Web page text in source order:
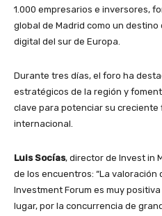
1.000 empresarios e inversores,
global de Madrid como un
digital del sur de Europa.
Durante tres días, el foro ha
estratégicos de la región y
clave para potenciar su creciente
internacional.
Luis Socías, director de Invest in
de los encuentros: “La valoración
Investment Forum es muy
lugar, por la concurrencia de